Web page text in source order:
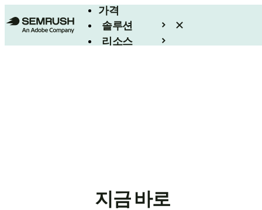
가격
솔루션
리소스
지금 바로